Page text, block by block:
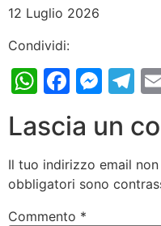
12 Luglio 2026
Condividi:
Lascia un
Il tuo indirizzo email
obbligatori sono
Commento *